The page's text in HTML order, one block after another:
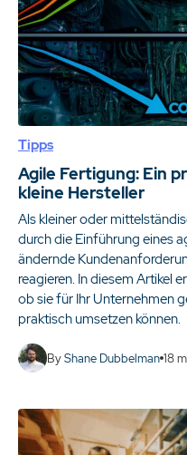
Tipps
Agile Fertigung: Ein
kleine Hersteller
Als kleiner oder
durch die Einführung eines
ändernde
reagieren. In diesem Artikel
ob sie für Ihr Unternehmen
praktisch umsetzen können.
ByShane Dubbelman 18